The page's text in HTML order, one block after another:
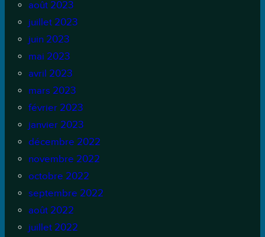
août 2023
juillet 2023
juin 2023
mai 2023
avril 2023
mars 2023
février 2023
janvier 2023
décembre 2022
novembre 2022
octobre 2022
septembre 2022
août 2022
juillet 2022